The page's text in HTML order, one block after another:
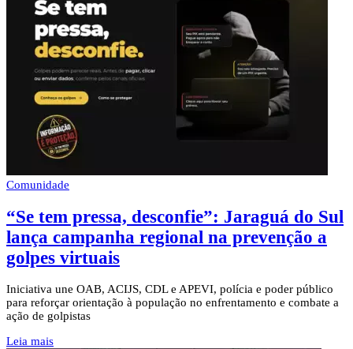
Comunidade
“Se tem pressa, desconfie”: Jaraguá do Sul
lança campanha regional na prevenção a
golpes virtuais
Iniciativa une OAB, ACIJS, CDL e APEVI, polícia e poder público
para reforçar orientação à população no enfrentamento e combate a
ação de golpistas
Leia mais